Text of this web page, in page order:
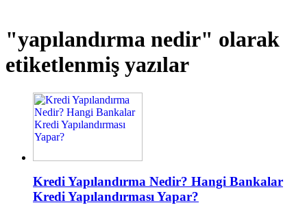
"yapılandırma nedir" olarak
etiketlenmiş yazılar
Kredi Yapılandırma Nedir? Hangi Bankalar
Kredi Yapılandırması Yapar?